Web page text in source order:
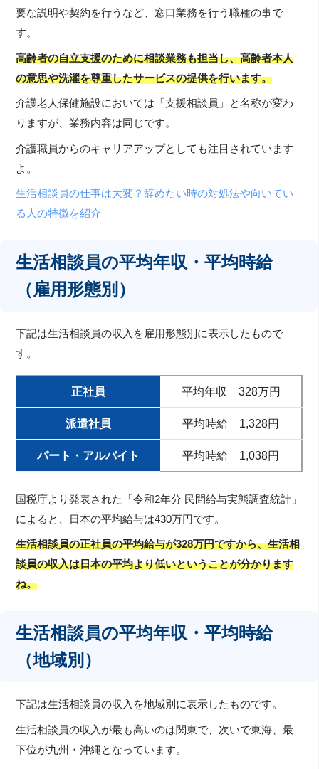
要な説明や契約を行うなど、窓口業務を行う職種の事で
す。
高齢者の自立支援のために相談業務も担当し、高齢者本人
の意思や洗濯を尊重したサービスの提供を行います。
介護老人保健施設においては「支援相談員」と名称が変わ
りますが、業務内容は同じです。
介護職員からのキャリアアップとしても注目されています
よ。
生活相談員の仕事は大変？辞めたい時の対処法や向いてい
る人の特徴を紹介
生活相談員の平均年収・平均時給
（雇用形態別）
下記は生活相談員の収入を雇用形態別に表示したもので
す。
正社員 平均年収 328万円
派遣社員 平均時給 1,328円
パート・アルバイト 平均時給 1,038円
国税庁より発表された「令和2年分 民間給与実態調査統計」
によると、日本の平均給与は430万円です。
生活相談員の正社員の平均給与が328万円ですから、生活相
談員の収入は日本の平均より低いということが分かります
ね。
生活相談員の平均年収・平均時給
（地域別）
下記は生活相談員の収入を地域別に表示したものです。
生活相談員の収入が最も高いのは関東で、次いで東海、最
下位が九州・沖縄となっています。